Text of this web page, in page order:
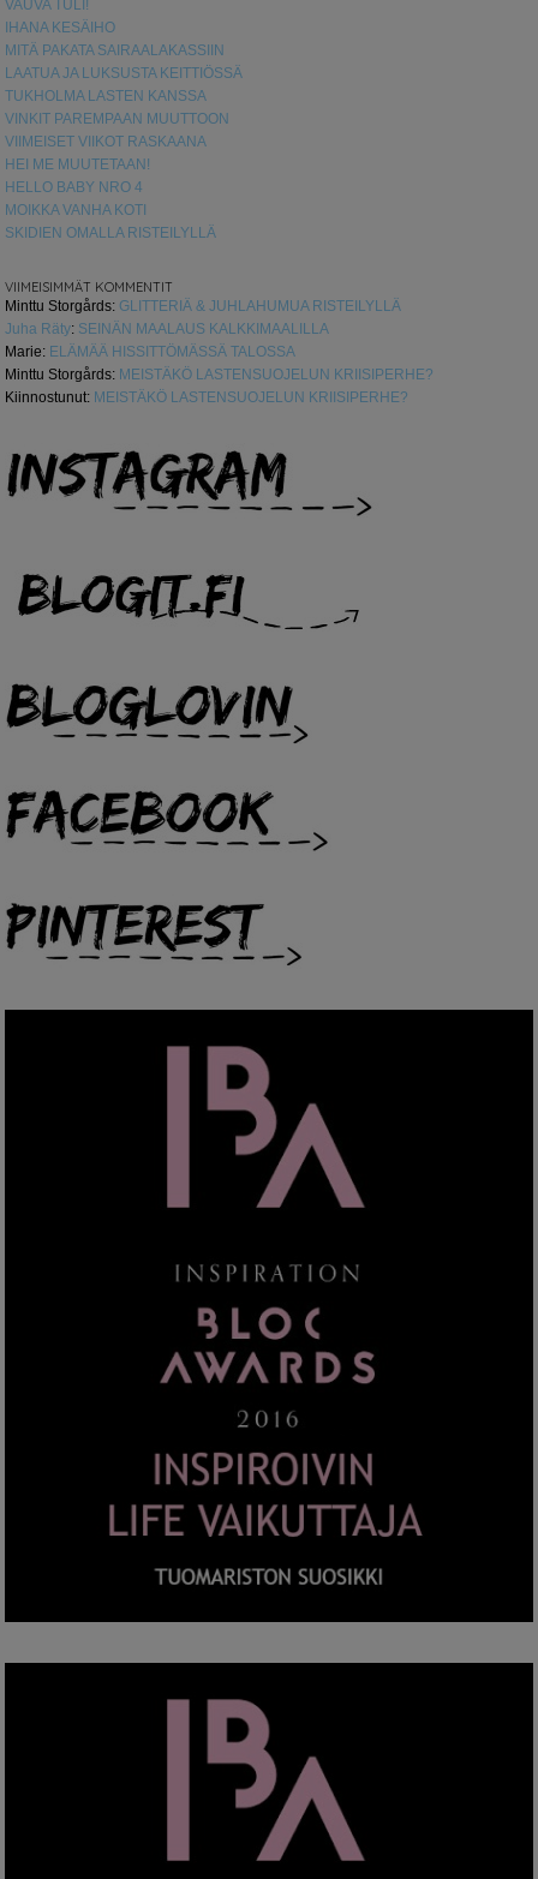
VAUVA TULI!
IHANA KESÄIHO
MITÄ PAKATA SAIRAALAKASSIIN
LAATUA JA LUKSUSTA KEITTIÖSSÄ
TUKHOLMA LASTEN KANSSA
VINKIT PAREMPAAN MUUTTOON
VIIMEISET VIIKOT RASKAANA
HEI ME MUUTETAAN!
HELLO BABY NRO 4
MOIKKA VANHA KOTI
SKIDIEN OMALLA RISTEILYLLÄ
VIIMEISIMMÄT KOMMENTIT
Minttu Storgårds: GLITTERIÄ & JUHLAHUMUA RISTEILYLLÄ
Juha Räty: SEINÄN MAALAUS KALKKIMAALILLA
Marie: ELÄMÄÄ HISSITTÖMÄSSÄ TALOSSA
Minttu Storgårds: MEISTÄKÖ LASTENSUOJELUN KRIISIPERHE?
Kiinnostunut: MEISTÄKÖ LASTENSUOJELUN KRIISIPERHE?